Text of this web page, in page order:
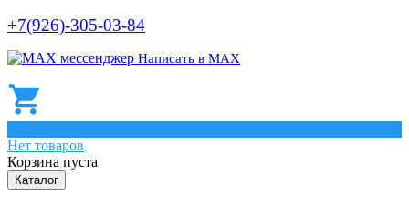
+7(926)-305-03-84
Написать в МАХ
Нет товаров
Корзина пуста
Каталог